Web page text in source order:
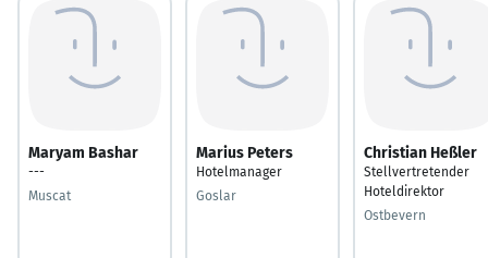
Maryam Bashar
---
Muscat
Marius Peters
Hotelmanager
Goslar
Christian Heßler
Stellvertretender
Hoteldirektor
Ostbevern